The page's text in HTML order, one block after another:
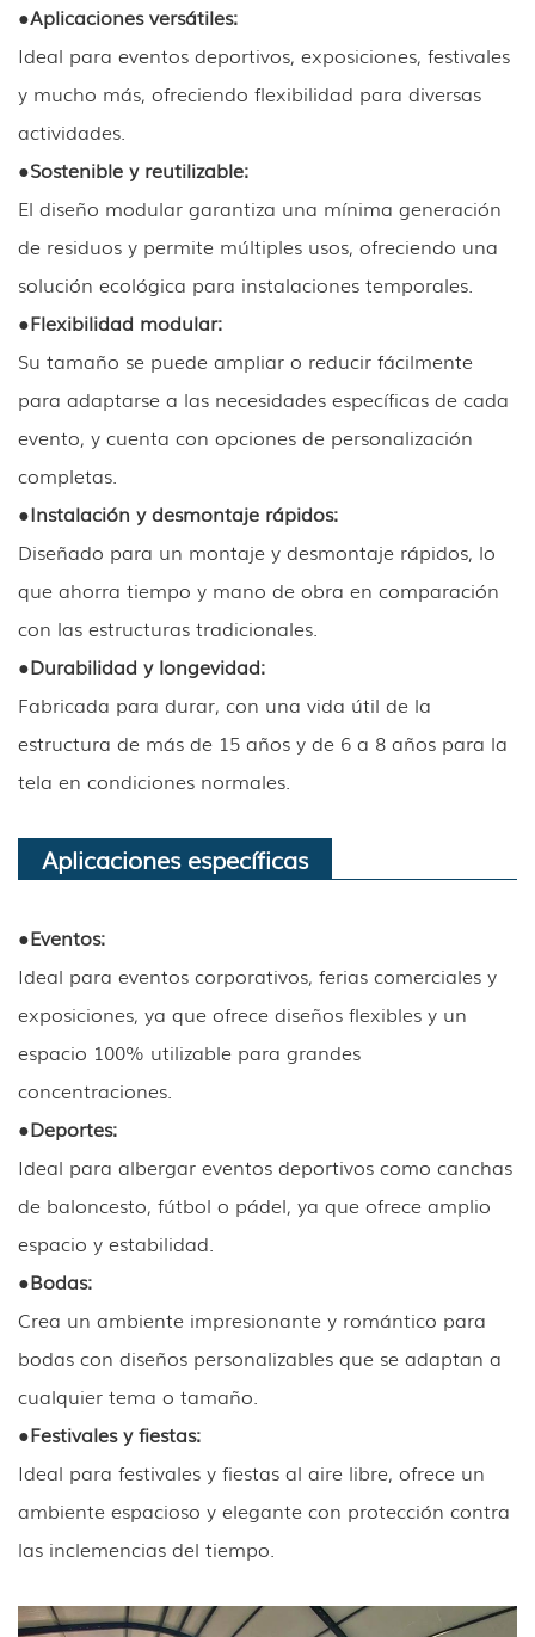
●Aplicaciones versátiles:
Ideal para eventos deportivos, exposiciones, festivales
y mucho más, ofreciendo flexibilidad para diversas
actividades.
●Sostenible y reutilizable:
El diseño modular garantiza una mínima generación
de residuos y permite múltiples usos, ofreciendo una
solución ecológica para instalaciones temporales.
●Flexibilidad modular:
Su tamaño se puede ampliar o reducir fácilmente
para adaptarse a las necesidades específicas de cada
evento, y cuenta con opciones de personalización
completas.
●Instalación y desmontaje rápidos:
Diseñado para un montaje y desmontaje rápidos, lo
que ahorra tiempo y mano de obra en comparación
con las estructuras tradicionales.
●Durabilidad y longevidad:
Fabricada para durar, con una vida útil de la
estructura de más de 15 años y de 6 a 8 años para la
tela en condiciones normales.
Aplicaciones específicas
●Eventos:
Ideal para eventos corporativos, ferias comerciales y
exposiciones, ya que ofrece diseños flexibles y un
espacio 100% utilizable para grandes
concentraciones.
●Deportes:
Ideal para albergar eventos deportivos como canchas
de baloncesto, fútbol o pádel, ya que ofrece amplio
espacio y estabilidad.
●Bodas:
Crea un ambiente impresionante y romántico para
bodas con diseños personalizables que se adaptan a
cualquier tema o tamaño.
●Festivales y fiestas:
Ideal para festivales y fiestas al aire libre, ofrece un
ambiente espacioso y elegante con protección contra
las inclemencias del tiempo.